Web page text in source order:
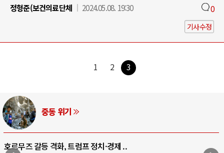
정형준(보건의료단체
2024.05.08. 19:30 0
기사수정
1 2 3
중동 위기
호르무즈 갈등 격화, 트럼프 정치·경제 ..